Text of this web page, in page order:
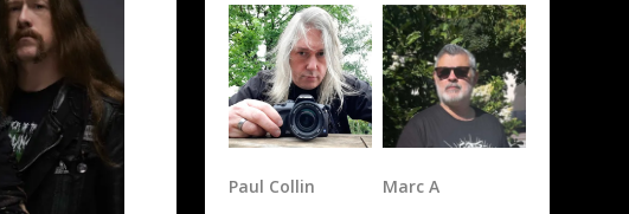
Paul Collin Marc A